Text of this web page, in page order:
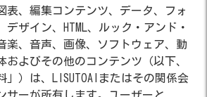
表、編集コンテンツ、データ、フォ
ザイン、HTML、ルック・アンド・
楽、音声、画像、ソフトウェア、動
およびその他のコンテンツ（以下、
」）は、LISUTOAIまたはその関係会